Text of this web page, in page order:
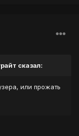
сказал:
или прожать